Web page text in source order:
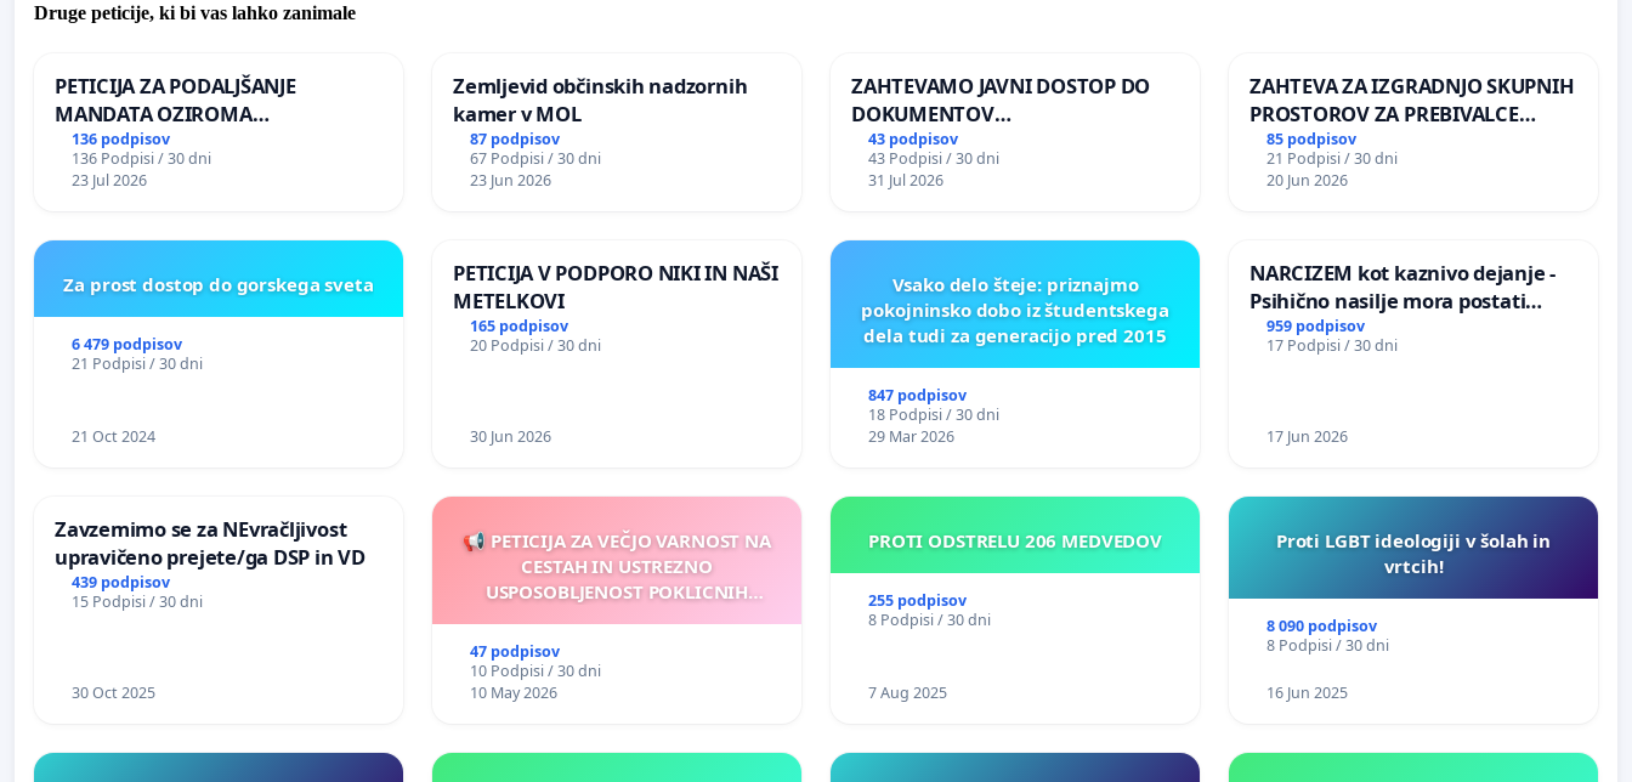
Druge peticije, ki bi vas lahko zanimale
PETICIJA ZA PODALJŠANJE
MANDATA OZIROMA
ČIMPREJŠNJO PONOVNO
NAPOTITEV GOSPODA BERNARDA
ŠRAJNERJA NA VELEPOSLANIŠTVO
136 podpisov
136 Podpisi / 30 dni
23 Jul 2026
Zemljevid občinskih nadzornih
kamer v MOL
87 podpisov
67 Podpisi / 30 dni
23 Jun 2026
ZAHTEVAMO JAVNI DOSTOP DO
DOKUMENTOV
PARLAMENTARNIH
PREISKOVALNIH KOMISIJ O
ILEGALNI TRGOVINI Z OROŽJEM
43 podpisov
43 Podpisi / 30 dni
31 Jul 2026
ZAHTEVA ZA IZGRADNJO SKUPNIH
PROSTOROV ZA PREBIVALCE
KRAJEVNE SKUPNOSTI
PRESTRANEK
85 podpisov
21 Podpisi / 30 dni
20 Jun 2026
Za prost dostop do gorskega sveta
6 479 podpisov
21 Podpisi / 30 dni
21 Oct 2024
PETICIJA V PODPORO NIKI IN NAŠI
METELKOVI
165 podpisov
20 Podpisi / 30 dni
30 Jun 2026
Vsako delo šteje: priznajmo
pokojninsko dobo iz študentskega
dela tudi za generacijo pred 2015
847 podpisov
18 Podpisi / 30 dni
29 Mar 2026
NARCIZEM kot kaznivo dejanje -
Psihično nasilje mora postati
enako prepoznano kot fizično
nasilje
959 podpisov
17 Podpisi / 30 dni
17 Jun 2026
Zavzemimo se za NEvračljivost
upravičeno prejete/ga DSP in VD
439 podpisov
15 Podpisi / 30 dni
30 Oct 2025
📢 PETICIJA ZA VEČJO VARNOST NA
CESTAH IN USTREZNO
USPOSOBLJENOST POKLICNIH
47 podpisov
10 Podpisi / 30 dni
10 May 2026
PROTI ODSTRELU 206 MEDVEDOV
255 podpisov
8 Podpisi / 30 dni
7 Aug 2025
Proti LGBT ideologiji v šolah in
vrtcih!
8 090 podpisov
8 Podpisi / 30 dni
16 Jun 2025